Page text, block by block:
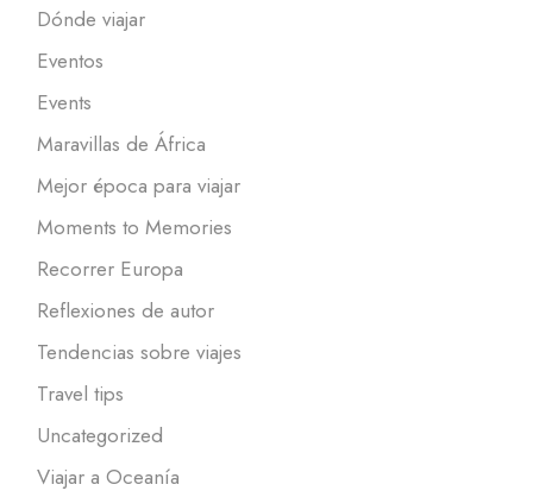
Dónde viajar
Eventos
Events
Maravillas de África
Mejor época para viajar
Moments to Memories
Recorrer Europa
Reflexiones de autor
Tendencias sobre viajes
Travel tips
Uncategorized
Viajar a Oceanía